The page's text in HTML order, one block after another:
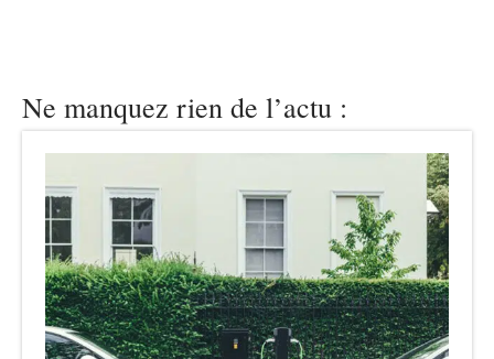
Ne manquez rien de l’actu :